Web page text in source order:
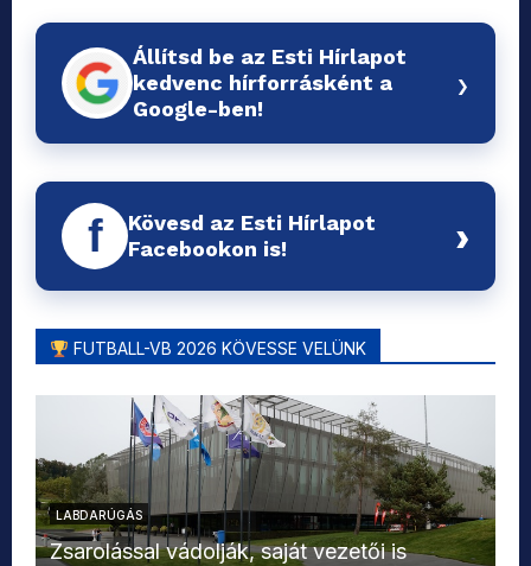
Állítsd be az Esti Hírlapot
kedvenc hírforrásként a
Google-ben!
›
f
Kövesd az Esti Hírlapot
Facebookon is!
›
FUTBALL-VB 2026 KÖVESSE VELÜNK
LABDARÚGÁS
Zsarolással vádolják, saját vezetői is